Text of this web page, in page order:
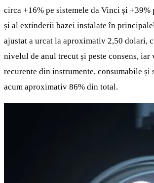
circa +16% pe sistemele da Vinci și
și al extinderii bazei instalate în
ajustat a urcat la aproximativ 2,50 dolari,
nivelul de anul trecut și peste consens, iar
recurente din instrumente, consumabile
acum aproximativ 86% din total.